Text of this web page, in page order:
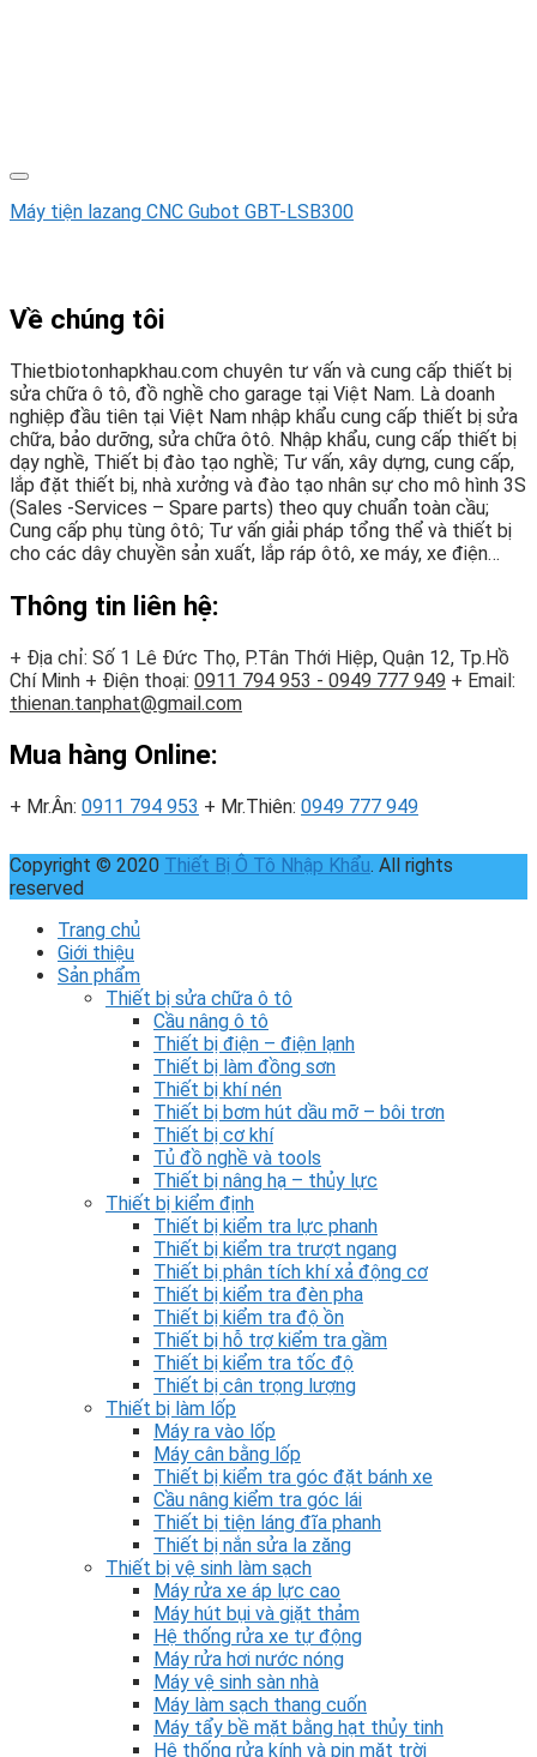
Máy tiện lazang CNC Gubot GBT-LSB300
Về chúng tôi
Thietbiotonhapkhau.com chuyên tư vấn và cung cấp thiết bị
sửa chữa ô tô, đồ nghề cho garage tại Việt Nam. Là doanh
nghiệp đầu tiên tại Việt Nam nhập khẩu cung cấp thiết bị sửa
chữa, bảo dưỡng, sửa chữa ôtô. Nhập khẩu, cung cấp thiết bị
dạy nghề, Thiết bị đào tạo nghề; Tư vấn, xây dựng, cung cấp,
lắp đặt thiết bị, nhà xưởng và đào tạo nhân sự cho mô hình 3S
(Sales -Services – Spare parts) theo quy chuẩn toàn cầu;
Cung cấp phụ tùng ôtô; Tư vấn giải pháp tổng thể và thiết bị
cho các dây chuyền sản xuất, lắp ráp ôtô, xe máy, xe điện…
Thông tin liên hệ:
+ Địa chỉ: Số 1 Lê Đức Thọ, P.Tân Thới Hiệp, Quận 12, Tp.Hồ
Chí Minh + Điện thoại: 0911 794 953 - 0949 777 949 + Email:
thienan.tanphat@gmail.com
Mua hàng Online:
+ Mr.Ân: 0911 794 953 + Mr.Thiên: 0949 777 949
Copyright © 2020 Thiết Bị Ô Tô Nhập Khẩu. All rights
reserved
Trang chủ
Giới thiệu
Sản phẩm
Thiết bị sửa chữa ô tô
Cầu nâng ô tô
Thiết bị điện – điện lạnh
Thiết bị làm đồng sơn
Thiết bị khí nén
Thiết bị bơm hút dầu mỡ – bôi trơn
Thiết bị cơ khí
Tủ đồ nghề và tools
Thiết bị nâng hạ – thủy lực
Thiết bị kiểm định
Thiết bị kiểm tra lực phanh
Thiết bị kiểm tra trượt ngang
Thiết bị phân tích khí xả động cơ
Thiết bị kiểm tra đèn pha
Thiết bị kiểm tra độ ồn
Thiết bị hỗ trợ kiểm tra gầm
Thiết bị kiểm tra tốc độ
Thiết bị cân trọng lượng
Thiết bị làm lốp
Máy ra vào lốp
Máy cân bằng lốp
Thiết bị kiểm tra góc đặt bánh xe
Cầu nâng kiểm tra góc lái
Thiết bị tiện láng đĩa phanh
Thiết bị nắn sửa la zăng
Thiết bị vệ sinh làm sạch
Máy rửa xe áp lực cao
Máy hút bụi và giặt thảm
Hệ thống rửa xe tự động
Máy rửa hơi nước nóng
Máy vệ sinh sàn nhà
Máy làm sạch thang cuốn
Máy tẩy bề mặt bằng hạt thủy tinh
Hệ thống rửa kính và pin mặt trời